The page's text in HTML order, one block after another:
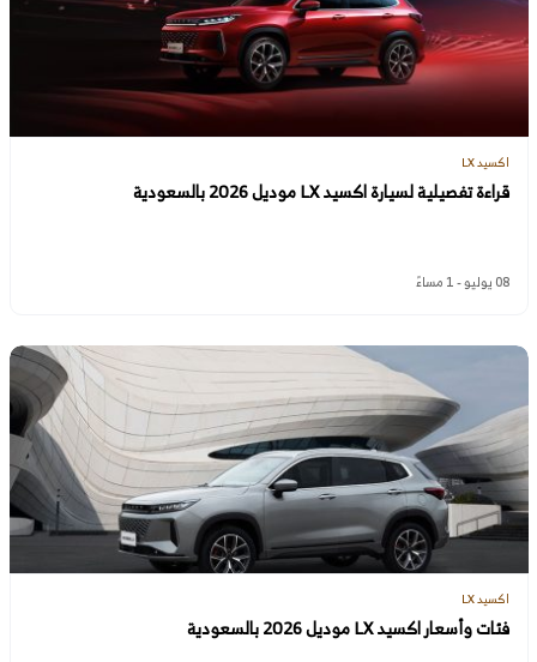
اكسيد LX
قراءة تفصيلية لسيارة اكسيد LX موديل 2026 بالسعودية
08 يوليو - 1 مساءً
اكسيد LX
فئات وأسعار اكسيد LX موديل 2026 بالسعودية